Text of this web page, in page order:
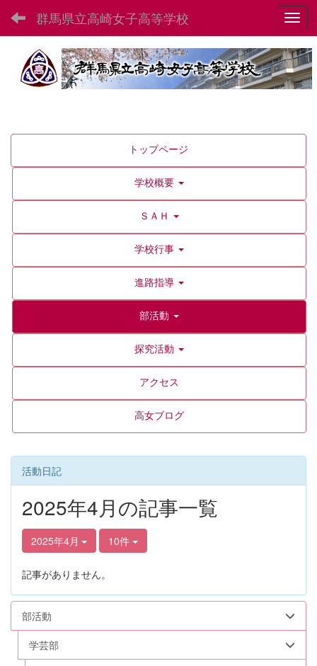
群馬県立高崎女子高等学校
トップページ
学校概要
ＳＡＨ
学校行事
進路指導
部活動
探究活動
アクセス
高女ブログ
活動日記
2025年4月の記事一覧
2025年4月 10件
記事がありません。
部活動
学芸部